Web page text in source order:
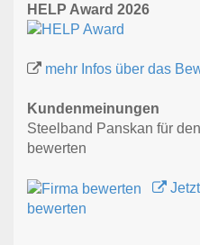
HELP Award 2026
mehr Infos über das
Kundenmeinungen
Steelband Panskan für
bewerten
bewerten